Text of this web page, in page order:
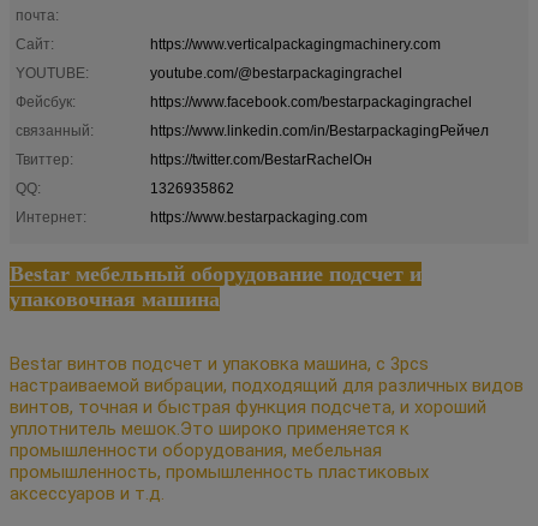
почта:
Сайт:
https://www.verticalpackagingmachinery.com
YOUTUBE:
youtube.com/@bestarpackagingrachel
Фейсбук:
https://www.facebook.com/bestarpackagingrachel
связанный:
https://www.linkedin.com/in/BestarpackagingРейчел
Твиттер:
https://twitter.com/BestarRachelОн
QQ:
1326935862
Интернет:
https://www.bestarpackaging.com
Bestar мебельный оборудование подсчет и
упаковочная машина
Bestar винтов подсчет и упаковка машина, с 3pcs
настраиваемой вибрации, подходящий для различных видов
винтов, точная и быстрая функция подсчета, и хороший
уплотнитель мешок.Это широко применяется к
промышленности оборудования, мебельная
промышленность, промышленность пластиковых
аксессуаров и т.д.